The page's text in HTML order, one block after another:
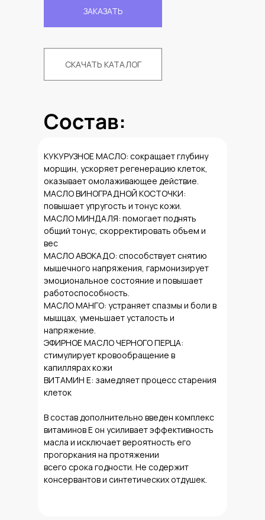
СКАЧАТЬ КАТАЛОГ
Состав:
КУКУРУЗНОЕ МАСЛО: сокращает глубину
морщин, ускоряет регенерацию клеток,
оказывает омолаживающее действие.
МАСЛО ВИНОГРАДНОЙ КОСТОЧКИ:
повышает упругость и тонус кожи.
МАСЛО МИНДАЛЯ: помогает поднять
общий тонус, скорректировать объем и
вес
МАСЛО АВОКАДО: способствует снятию
мышечного напряжения, гармонизирует
эмоциональное состояние и повышает
работоспособность.
МАСЛО МАНГО: устраняет спазмы и боли в
мышцах, уменьшает усталость и
напряжение.
ЭФИРНОЕ МАСЛО ЧЕРНОГО ПЕРЦА:
стимулирует кровообращение в
капиллярах кожи
ВИТАМИН Е: замедляет процесс старения
клеток
В состав дополнительно введен комплекс
витаминов Е он усиливает эффективность
масла и исключает вероятность его
прогоркания на протяжении
всего срока годности. Не содержит
консервантов и синтетических отдушек.
ЗАКАЗАТЬ